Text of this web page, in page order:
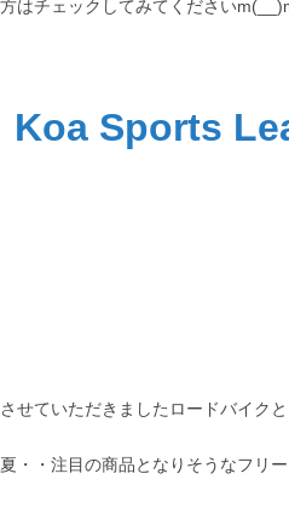
はチェックしてみてください
Sports
せていただきましたロードバイク
・・注目の商品となりそうなフリ